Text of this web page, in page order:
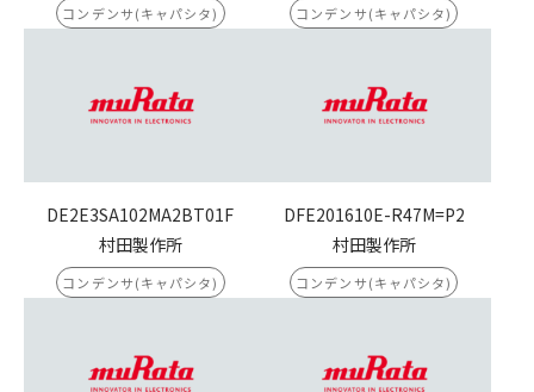
コンデンサ(キャパシタ) コンデンサ(キャパシタ)
DE2E3SA102MA2BT01F
村田製作所
コンデンサ(キャパシタ)
DFE201610E-R47M=P2
村田製作所
コンデンサ(キャパシタ)